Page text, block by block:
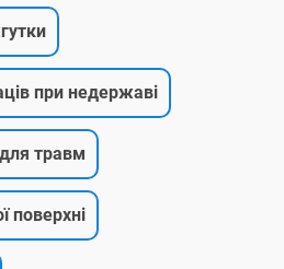
при недержаві
травм
поверхні